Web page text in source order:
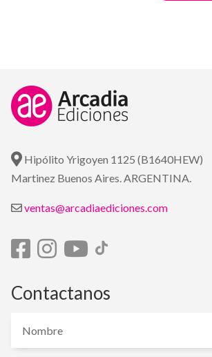
Hipólito Yrigoyen 1125 (B1640HEW)
Martinez Buenos Aires. ARGENTINA.
ventas@arcadiaediciones.com
Contactanos